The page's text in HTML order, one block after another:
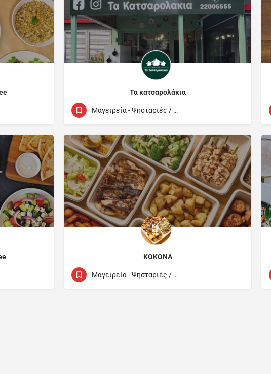
Τα κατσαρολάκια
+357 22 005555 69b John Kennedy Avenue
Μαγειρεία - Ψησταριές / Cook Houses
Avenue
KOKONA
94049217 12 Zenas Kanther
Μαγειρεία - Ψησταριές / Cook Houses